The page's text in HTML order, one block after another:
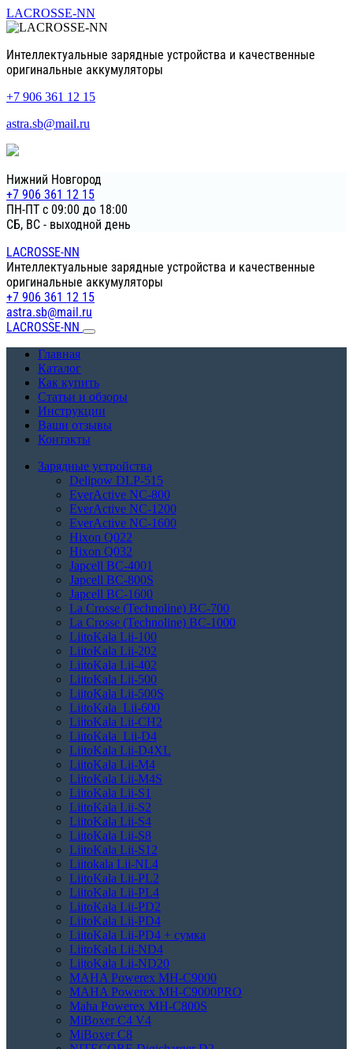
LACROSSE-NN
Интеллектуальные зарядные устройства и качественные
оригинальные аккумуляторы
+7 906 361 12 15
astra.sb@mail.ru
Нижний Новгород
+7 906 361 12 15
ПН-ПТ с 09:00 до 18:00
СБ, ВС - выходной день
LACROSSE-NN
Интеллектуальные зарядные устройства и качественные
оригинальные аккумуляторы
+7 906 361 12 15
astra.sb@mail.ru
LACROSSE-NN
Главная
Каталог
Как купить
Статьи и обзоры
Инструкции
Ваши отзывы
Контакты
Зарядные устройства
Delipow DLP-515
EverActive NC-800
EverActive NC-1200
EverActive NC-1600
Hixon Q022
Hixon Q032
Japcell BC-4001
Japcell BC-800S
Japcell BC-1600
La Crosse (Technoline) BC-700
La Crosse (Technoline) BC-1000
LiitoKala Lii-100
LiitoKala Lii-202
LiitoKala Lii-402
LiitoKala Lii-500
LiitoKala Lii-500S
LiitoKala Lii-600
LiitoKala Lii-CH2
LiitoKala Lii-D4
LiitoKala Lii-D4XL
LiitoKala Lii-M4
LiitoKala Lii-M4S
LiitoKala Lii-S1
LiitoKala Lii-S2
LiitoKala Lii-S4
LiitoKala Lii-S8
LiitoKala Lii-S12
Liitokala Lii-NL4
LiitoKala Lii-PL2
LiitoKala Lii-PL4
LiitoKala Lii-PD2
LiitoKala Lii-PD4
LiitoKala Lii-PD4 + сумка
LiitoKala Lii-ND4
LiitoKala Lii-ND20
MAHA Powerex MH-C9000
MAHA Powerex MH-C9000PRO
Maha Powerex MH-C800S
MiBoxer C4 V4
MiBoxer C8